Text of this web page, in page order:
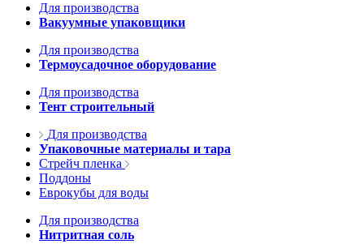
Для производства
Вакуумные упаковщики
Для производства
Термоусадочное оборудование
Для производства
Тент строительный
Для производства
Упаковочные материалы и тара
Стрейч пленка
Поддоны
Еврокубы для воды
Для производства
Нитритная соль